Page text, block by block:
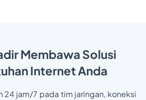
Membawa Solusi
Internet Anda
24 jam/7 pada tim jaringan, koneksi